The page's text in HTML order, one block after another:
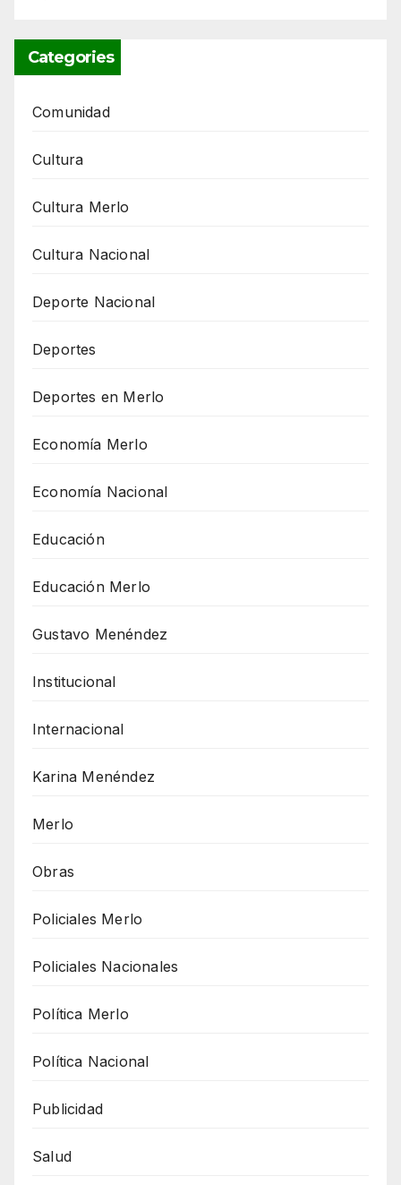
Categories
Comunidad
Cultura
Cultura Merlo
Cultura Nacional
Deporte Nacional
Deportes
Deportes en Merlo
Economía Merlo
Economía Nacional
Educación
Educación Merlo
Gustavo Menéndez
Institucional
Internacional
Karina Menéndez
Merlo
Obras
Policiales Merlo
Policiales Nacionales
Política Merlo
Política Nacional
Publicidad
Salud